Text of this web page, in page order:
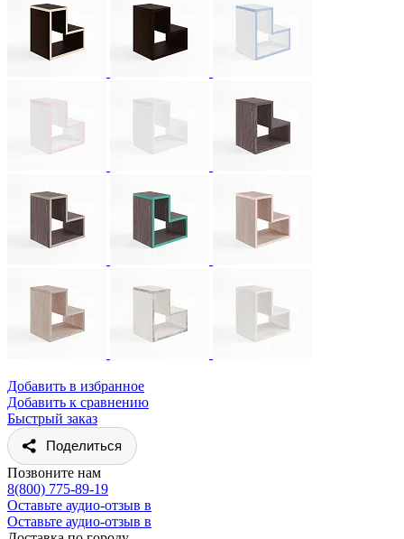
Добавить в избранное
Добавить к сравнению
Быстрый заказ
Поделиться
Позвоните нам
8(800) 775-89-19
Оставьте аудио-отзыв в
Оставьте аудио-отзыв в